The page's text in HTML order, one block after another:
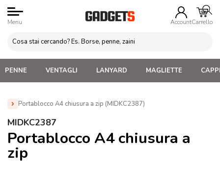
Menu AccountCarrello
PENNE VENTAGLI LANYARD MAGLIETTE
Portablocco A4 chiusura a zip (MIDKC2387)
Home » Blocchi appunti Personalizzati
MIDKC2387
Portablocco A4 chiusura a
zip